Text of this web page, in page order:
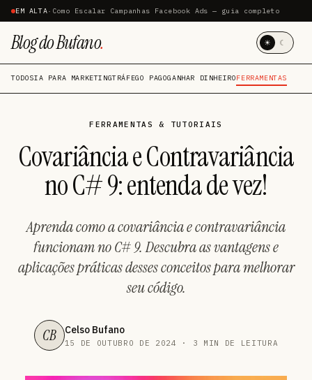
EM ALTA· Como Escalar Campanhas Facebook Ads — guia completo
Blog do Bufano. ☀ ☾
TODOSIA PARA MARKETINGTRÁFEGO PAGOGANHAR DINHEIROFERRAMENTAS
FERRAMENTAS & TUTORIAIS
Covariância e Contravariância
no C# 9: entenda de vez!
Aprenda como a covariância e contravariância
funcionam no C# 9. Descubra as vantagens e
aplicações práticas desses conceitos para melhorar
seu código.
CB Celso Bufano
15 DE OUTUBRO DE 2024 · 3 MIN DE LEITURA